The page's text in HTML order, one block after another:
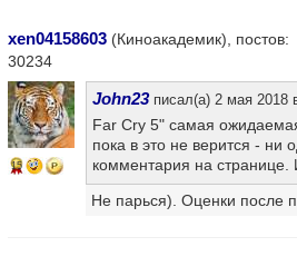
xen04158603 (Киноакадемик), постов:
30234
15
John23писал(а) 2 мая 2018
Far Cry 5" самая
пока в это не верится - ни
комментария на странице.
Не парься). Оценки после